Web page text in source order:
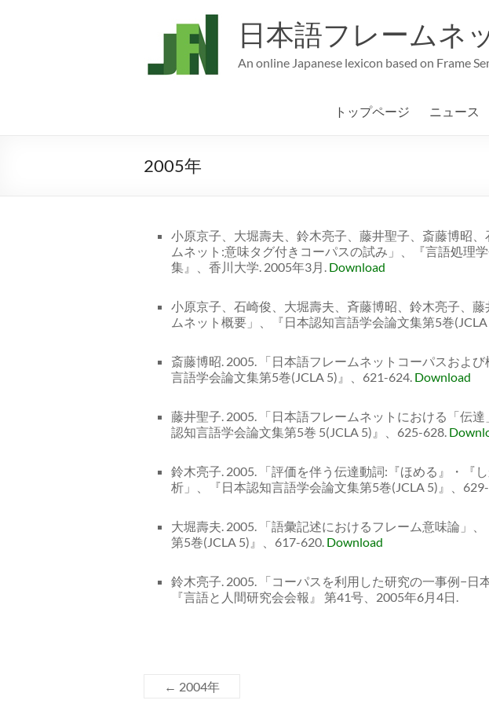
日本語フレームネ
An online Japanese lexicon based on Frame
トップページ ニュース
2005年
小原京子、大堀壽夫、鈴木亮子、藤井聖子、斎藤博昭、
ムネット:意味タグ付きコーパスの試み」、『言語処理
集』、香川大学. 2005年3月. Download
小原京子、石崎俊、大堀壽夫、斉藤博昭、鈴木亮子、藤
ムネット概要」、『日本認知言語学会論文集第5巻
斎藤博昭. 2005. 「日本語フレームネットコーパスおよ
言語学会論文集第5巻(JCLA 5)』、621-624. Download
藤井聖子. 2005. 「日本語フレームネットにおける「伝
認知言語学会論文集第5巻 5(JCLA 5)』、625-628.
鈴木亮子. 2005. 「評価を伴う伝達動詞:『ほめる』・『
析」、『日本認知言語学会論文集第5巻(JCLA 5)』、
大堀壽夫. 2005. 「語彙記述におけるフレーム意味論」
第5巻(JCLA 5)』、617-620. Download
鈴木亮子. 2005. 「コーパスを利用した研究の一事例−日
『言語と人間研究会会報』 第41号、2005年6月4日.
← 2004年